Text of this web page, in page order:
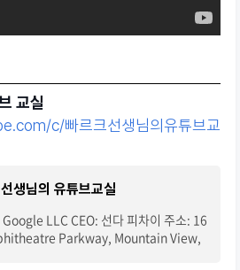
교실
c/빠르크선생님의유튜브교
생님의 유튜브교실
LLC CEO: 선다 피차이 주소: 16
Parkway, Mountain View,